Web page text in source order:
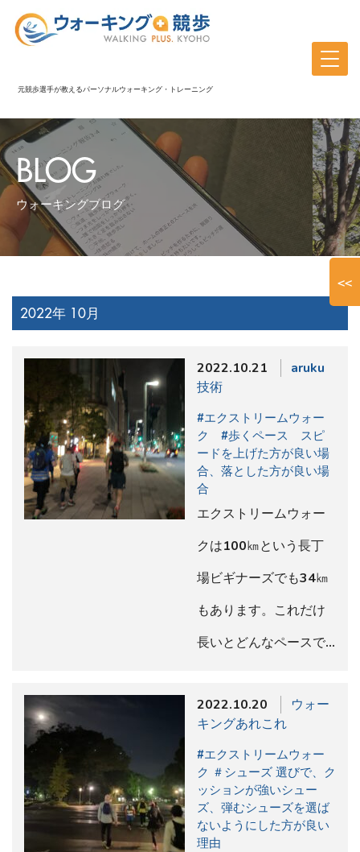
元競歩選手が教えるパーソナルウォーキング・トレーニング
BLOG
ウォーキングブログ
2022年 10月
2022.10.21
aruku
技術
#エクストリームウォー
ク #歩くペース スピ
ードを上げた方が良い場
合、落とした方が良い場
合
エクストリームウォー
クは100㎞という長丁
場ビギナーズでも34㎞
もあります。これだけ
長いとどんなペースで…
2022.10.20
ウォー
キングあれこれ
#エクストリームウォー
ク ＃シューズ 選びで、ク
ッションが強いシュー
ズ、弾むシューズを選ば
ないようにした方が良い
理由
<<